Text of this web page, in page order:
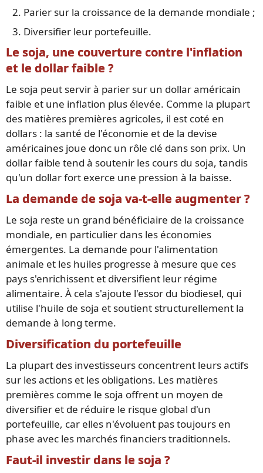
Parier sur la croissance de la demande mondiale ;
Diversifier leur portefeuille.
Le soja, une couverture contre l'inflation
et le dollar faible ?
Le soja peut servir à parier sur un dollar américain
faible et une inflation plus élevée. Comme la plupart
des matières premières agricoles, il est coté en
dollars : la santé de l'économie et de la devise
américaines joue donc un rôle clé dans son prix. Un
dollar faible tend à soutenir les cours du soja, tandis
qu'un dollar fort exerce une pression à la baisse.
La demande de soja va-t-elle augmenter ?
Le soja reste un grand bénéficiaire de la croissance
mondiale, en particulier dans les économies
émergentes. La demande pour l'alimentation
animale et les huiles progresse à mesure que ces
pays s'enrichissent et diversifient leur régime
alimentaire. À cela s'ajoute l'essor du biodiesel, qui
utilise l'huile de soja et soutient structurellement la
demande à long terme.
Diversification du portefeuille
La plupart des investisseurs concentrent leurs actifs
sur les actions et les obligations. Les matières
premières comme le soja offrent un moyen de
diversifier et de réduire le risque global d'un
portefeuille, car elles n'évoluent pas toujours en
phase avec les marchés financiers traditionnels.
Faut-il investir dans le soja ?